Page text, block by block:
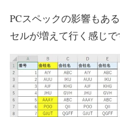
PCスペックの影響もあ
セルが増えて行く感じで